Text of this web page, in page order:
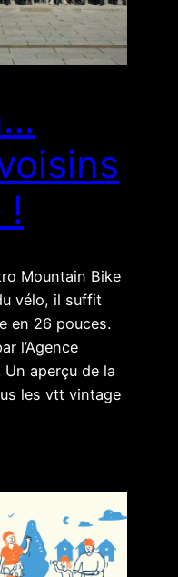
!
Mountain Bike
vélo, il suffit
en 26 pouces.
l’Agence
aperçu de la
les vtt vintage